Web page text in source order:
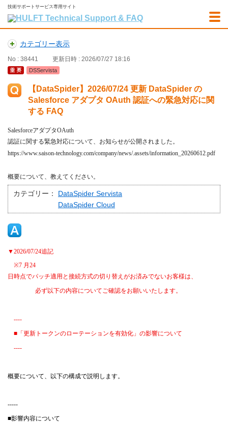
技術サポートサービス専用サイト
カテゴリー表示
No : 38441 更新日時 : 2026/07/27 18:16
DSServista
【DataSpider】2026/07/24 更新 DataSpider の
Salesforce アダプタ OAuth 認証への緊急対応に関
する FAQ
SalesforceアダプタOAuth
認証に関する緊急対応について、お知らせが公開されました。
https://www.saison-technology.com/company/news/.assets/information_20260612.pdf
概要について、教えてください。
カテゴリー：
DataSpider Servista
DataSpider Cloud
▼2026/07/24追記
※7 月 24
日時点でパッチ適用と接続方式の切り替えがお済みでないお客様は、
必ず以下の内容についてご確認をお願いいたします。
----
■「更新トークンのローテーションを有効化」の影響について
----
概要について、以下の構成で説明します。
-----
■影響内容について